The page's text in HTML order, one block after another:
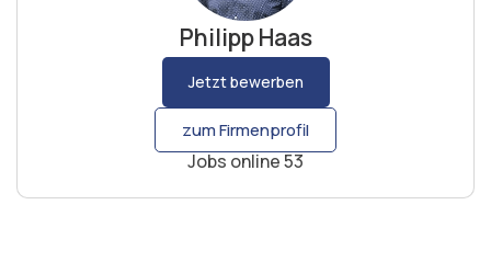
Philipp Haas
Jetzt bewerben
zum Firmenprofil
Jobs online 53